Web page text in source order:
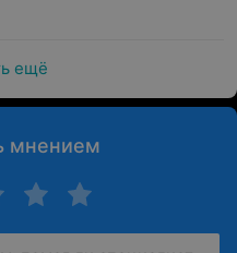
ещё
мнением